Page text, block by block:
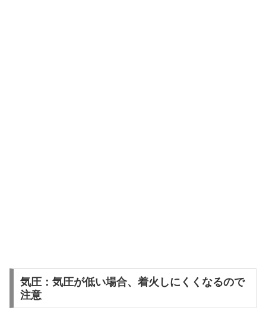
気圧：気圧が低い場合、着火しにくくなるので
注意